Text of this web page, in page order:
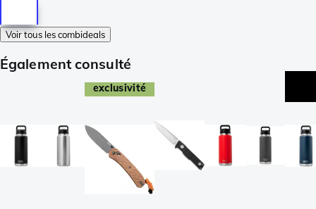
Voir tous les combideals
Également consulté
exclusivité